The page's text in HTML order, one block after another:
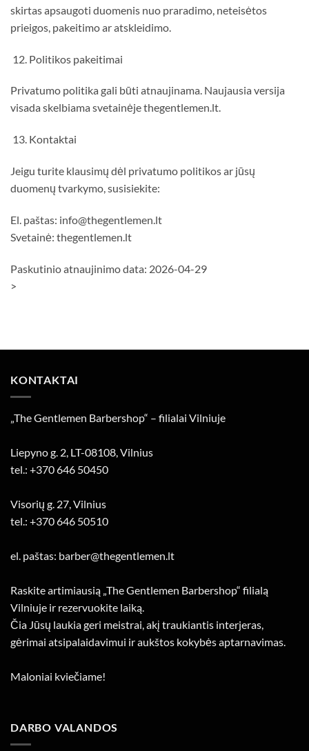
skirtas apsaugoti duomenis nuo praradimo, neteisėtos
prieigos, pakeitimo ar atskleidimo.
12. Politikos pakeitimai
Privatumo politika gali būti atnaujinama. Naujausia versija
visada skelbiama svetainėje thegentlemen.lt.
13. Kontaktai
Jeigu turite klausimų dėl privatumo politikos ar jūsų
duomenų tvarkymo, susisiekite:
El. paštas: info@thegentlemen.lt
Svetainė: thegentlemen.lt
Paskutinio atnaujinimo data: 2026-04-29
>
KONTAKTAI
„The Gentlemen Barbershop“ – filialai Vilniuje
Liepyno g. 2, LT-08108, Vilnius
tel.: +370 646 50450
Visorių g. 27, Vilnius
tel.: +370 646 50510
el. paštas: barber@thegentlemen.lt
Raskite artimiausią „The Gentlemen Barbershop“ filialą
Vilniuje ir rezervuokite laiką.
Čia Jūsų laukia geri meistrai, akį traukiantis interjeras,
gėrimai atsipalaidavimui ir aukštos kokybės aptarnavimas.
Maloniai kviečiame!
DARBO VALANDOS